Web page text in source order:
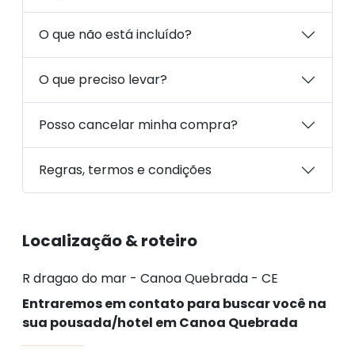
O que não está incluído?
O que preciso levar?
Posso cancelar minha compra?
Regras, termos e condições
Localização & roteiro
R dragao do mar - Canoa Quebrada - CE
Entraremos em contato para buscar você na
sua pousada/hotel em Canoa Quebrada